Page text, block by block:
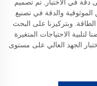
في الاختبار. تم تصميم
الموثوقية والدقة في تصنيع
وبتركيزنا على البحث
الاحتياجات المتغيرة
الجهد العالي على مستوى